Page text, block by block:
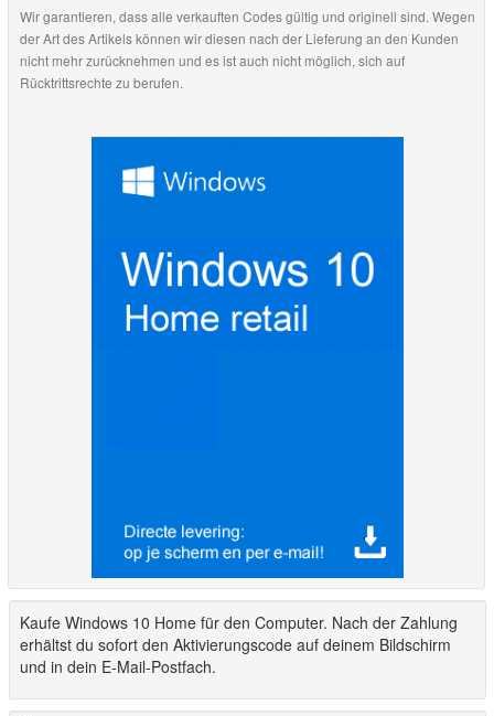
Wir garantieren, dass alle verkauften Codes gültig und originell sind. Wegen
der Art des Artikels können wir diesen nach der Lieferung an den Kunden
nicht mehr zurücknehmen und es ist auch nicht möglich, sich auf
Rücktrittsrechte zu berufen.
Kaufe Windows 10 Home für den Computer. Nach der Zahlung
erhältst du sofort den Aktivierungscode auf deinem Bildschirm
und in dein E-Mail-Postfach.